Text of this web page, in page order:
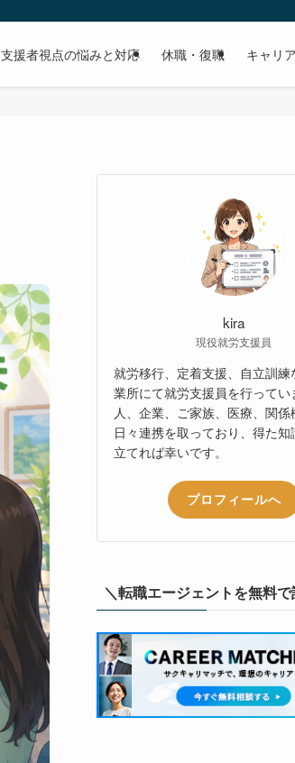
支援者視点の悩みと対応 休職・復職 キャリ
kira
現役就労支援員
就労移行、定着支援、自立訓練
業所にて就労支援員を行ってい
人、企業、ご家族、医療、関係
日々連携を取っており、得た知
立てれば幸いです。
プロフィールへ
＼転職エージェントを無料で